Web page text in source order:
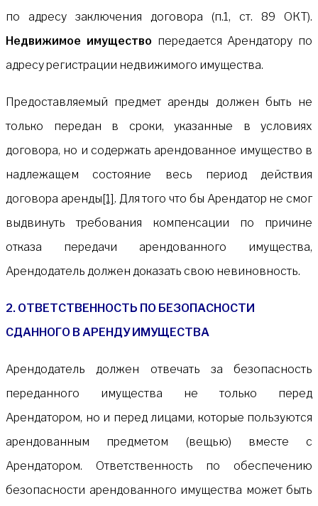
по адресу заключения договора (п.1, ст. 89 ОКТ).
Недвижимое имущество передается Арендатору по
адресу регистрации недвижимого имущества.
Предоставляемый предмет аренды должен быть не
только передан в сроки, указанные в условиях
договора, но и содержать арендованное имущество в
надлежащем состояние весь период действия
договора аренды[1]. Для того что бы Арендатор не смог
выдвинуть требования компенсации по причине
отказа передачи арендованного имущества,
Арендодатель должен доказать свою невиновность.
2. ОТВЕТСТВЕННОСТЬ ПО БЕЗОПАСНОСТИ
СДАННОГО В АРЕНДУ ИМУЩЕСТВА
Арендодатель должен отвечать за безопасность
переданного имущества не только перед
Арендатором, но и перед лицами, которые пользуются
арендованным предметом (вещью) вместе с
Арендатором. Ответственность по обеспечению
безопасности арендованного имущества может быть